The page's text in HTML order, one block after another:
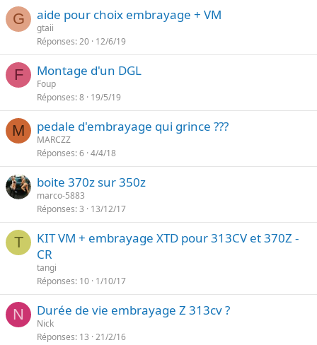
G aide pour choix embrayage + VM
gtaii
Réponses 20 12/6/19
F Montage d'un DGL
Foup
Réponses 8 19/5/19
M pedale d'embrayage qui grince ???
MARCZZ
Réponses 6 4/4/18
boite 370z sur 350z
marco-5883
Réponses 3 13/12/17
T
KIT VM + embrayage XTD pour 313CV et 370Z -
CR
tangi
Réponses 10 1/10/17
N Durée de vie embrayage Z 313cv ?
Nick
Réponses 13 21/2/16